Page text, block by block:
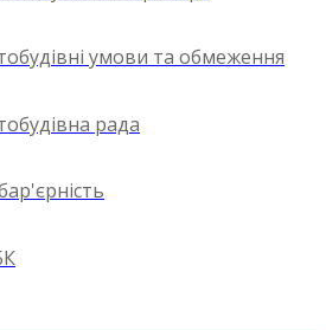
умови та обмеження
рада